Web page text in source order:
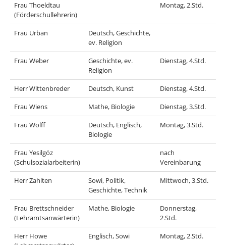
Frau Thoeldtau
(Förderschullehrerin)
Montag, 2.Std.
Frau Urban
Deutsch, Geschichte,
ev. Religion
Frau Weber
Geschichte, ev.
Religion
Dienstag, 4.Std.
Herr Wittenbreder Deutsch, Kunst
Dienstag, 4.Std.
Frau Wiens
Mathe, Biologie
Dienstag, 3.Std.
Frau Wolff
Deutsch, Englisch,
Biologie
Montag, 3.Std.
Frau Yesilgöz
(Schulsozialarbeiterin)
nach
Vereinbarung
Herr Zahlten
Sowi, Politik,
Geschichte, Technik
Mittwoch, 3.Std.
Frau Brettschneider
(Lehramtsanwärterin)
Mathe, Biologie
Donnerstag,
2.Std.
Herr Howe
Englisch, Sowi Montag, 2.Std.